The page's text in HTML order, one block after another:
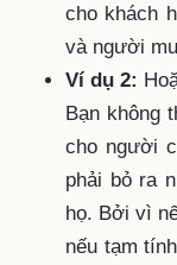
cho khách
và người
Ví dụ 2:
Bạn không
cho người
phải bỏ ra
họ. Bởi vì
nếu tạm